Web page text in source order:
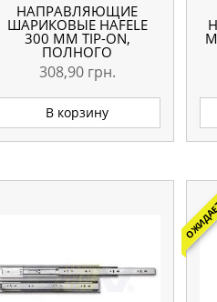
НАПРАВЛЯЮЩИЕ
ШАРИКОВЫЕ HAFELE
300 ММ TIP-ON,
ПОЛНОГО
ВЫДВИЖЕНИЯ,
БОКОВОЙ МОНТАЖ
308,90 грн.
В корзину